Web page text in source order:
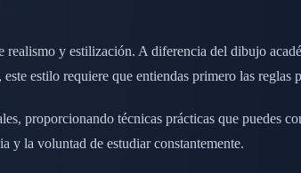
y estilización. A diferencia del dibujo
estilo requiere que entiendas primero las
proporcionando técnicas prácticas que puedes
y la voluntad de estudiar constantemente.